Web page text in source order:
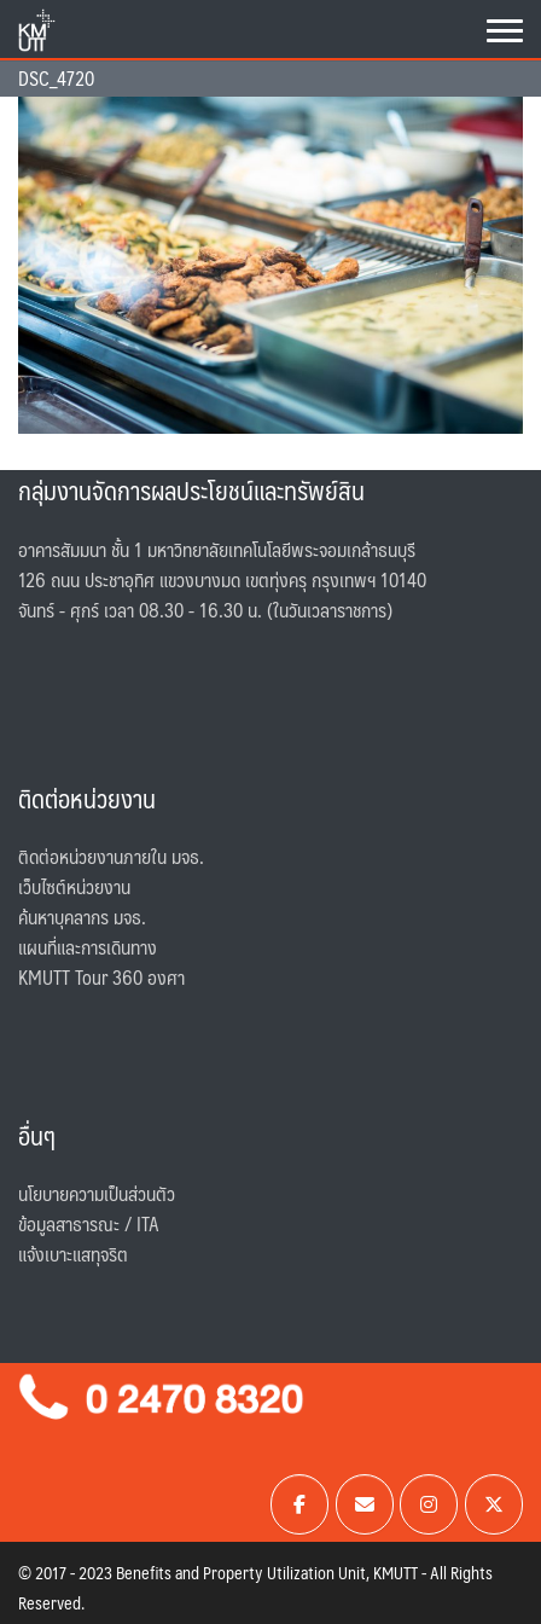
content
DSC_4720
กลุ่มงานจัดการผลประโยชน์และทรัพย์สิน
อาคารสัมมนา ชั้น 1 มหาวิทยาลัยเทคโนโลยีพระจอมเกล้าธนบุรี
126 ถนน ประชาอุทิศ แขวงบางมด เขตทุ่งครุ กรุงเทพฯ 10140
จันทร์ - ศุกร์ เวลา 08.30 - 16.30 น. (ในวันเวลาราชการ)
ติดต่อหน่วยงาน
ติดต่อหน่วยงานภายใน มจธ.
เว็บไซต์หน่วยงาน
ค้นหาบุคลากร มจธ.
แผนที่และการเดินทาง
KMUTT Tour 360 องศา
อื่นๆ
นโยบายความเป็นส่วนตัว
ข้อมูลสาธารณะ / ITA
แจ้งเบาะแสทุจริต
© 2017 - 2023 Benefits and Property Utilization Unit, KMUTT - All Rights
Reserved.